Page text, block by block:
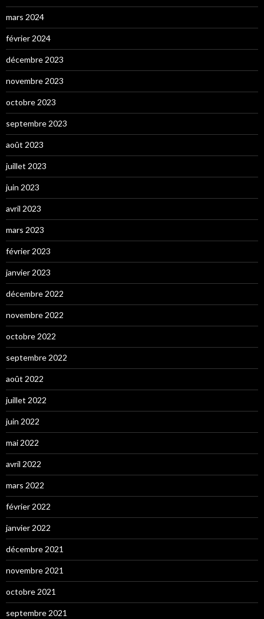
mars 2024
février 2024
décembre 2023
novembre 2023
octobre 2023
septembre 2023
août 2023
juillet 2023
juin 2023
avril 2023
mars 2023
février 2023
janvier 2023
décembre 2022
novembre 2022
octobre 2022
septembre 2022
août 2022
juillet 2022
juin 2022
mai 2022
avril 2022
mars 2022
février 2022
janvier 2022
décembre 2021
novembre 2021
octobre 2021
septembre 2021